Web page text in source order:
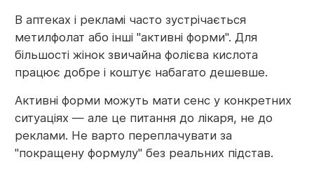
В аптеках і рекламі часто зустрічається
метилфолат або інші "активні форми". Для
більшості жінок звичайна фолієва кислота
працює добре і коштує набагато дешевше.
Активні форми можуть мати сенс у конкретних
ситуаціях — але це питання до лікаря, не до
реклами. Не варто переплачувати за
"покращену формулу" без реальних підстав.